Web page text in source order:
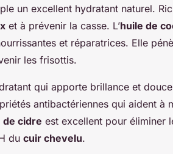
un excellent hydratant naturel.
et à prévenir la casse. L’huile de
et réparatrices. Elle
les frisottis.
qui apporte brillance et
antibactériennes qui aident à
cidre est excellent pour éliminer
du cuir chevelu.